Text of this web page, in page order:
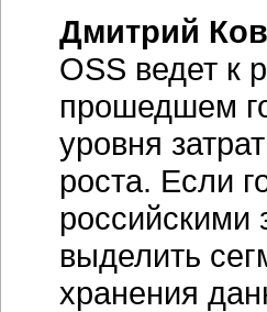
Дмитрий
OSS ведет к
прошедшем
уровня
роста. Если
российскими
выделить
хранения